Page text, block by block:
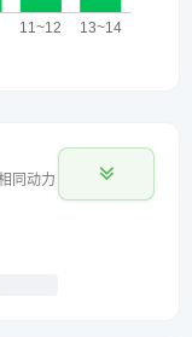
同动力